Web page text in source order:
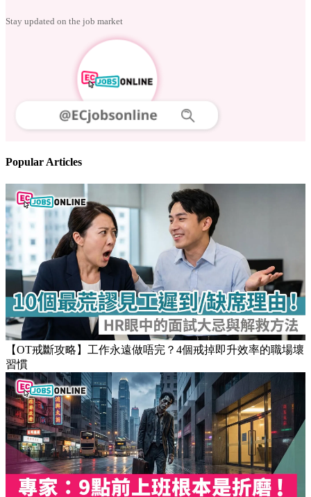
Stay updated on the job market
Popular Articles
【OT戒斷攻略】工作永遠做唔完？4個戒掉即升效率的職場壞
習慣